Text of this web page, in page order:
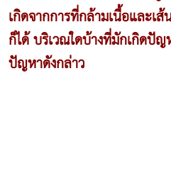
เกิดจากการที่กล้ามเนื้อและเ
ก็ได้ บริเวณใดบ้างที่มักเกิดปั
ปัญหาดังกล่าว